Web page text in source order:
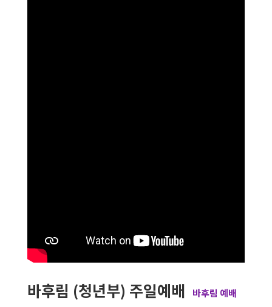
바후림 (청년부) 주일예배
바후림 예배